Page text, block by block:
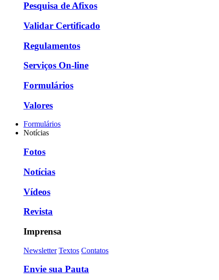
Pesquisa de Afixos
Validar Certificado
Regulamentos
Serviços On-line
Formulários
Valores
Formulários
Notícias
Fotos
Notícias
Vídeos
Revista
Imprensa
Newsletter Textos Contatos
Envie sua Pauta